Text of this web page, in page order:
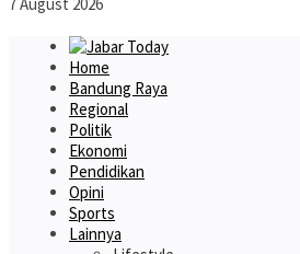
Home
Bandung Raya
Regional
Politik
Ekonomi
Pendidikan
Opini
Sports
Lainnya